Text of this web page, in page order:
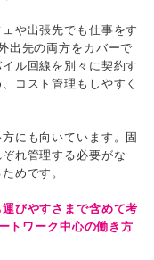
や出張先でも仕事をす
出先の両方をカバーで
ル回線を別々に契約す
コスト管理もしやすく
にも向いています。固
れ管理する必要がな
めです。
びやすさまで含めて考
トワーク中心の働き方